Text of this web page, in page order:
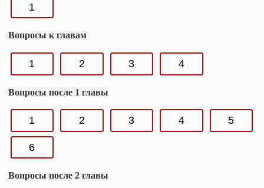
1
Вопросы к главам
1 2 3 4
Вопросы после 1 главы
1 2 3 4 5
6
Вопросы после 2 главы